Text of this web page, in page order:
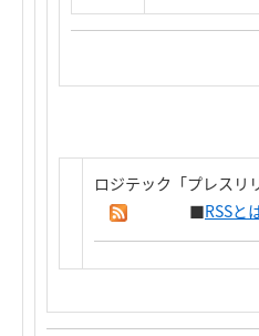
ロジテック「プレスリ
■RSSと